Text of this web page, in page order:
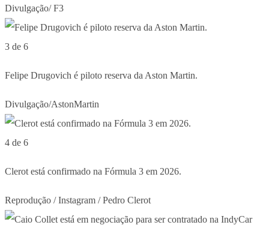
Divulgação/ F3
3 de 6
Felipe Drugovich é piloto reserva da Aston Martin.
Divulgação/AstonMartin
4 de 6
Clerot está confirmado na Fórmula 3 em 2026.
Reprodução / Instagram / Pedro Clerot